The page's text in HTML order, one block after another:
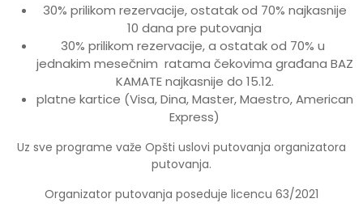
30% prilikom rezervacije, ostatak od 70% najkasnije
10 dana pre putovanja
30% prilikom rezervacije, a ostatak od 70% u
jednakim mesečnim ratama čekovima građana BAZ
KAMATE najkasnije do 15.12.
platne kartice (Visa, Dina, Master, Maestro, American
Express)
Uz sve programe važe Opšti uslovi putovanja organizatora
putovanja.
Organizator putovanja poseduje licencu 63/2021